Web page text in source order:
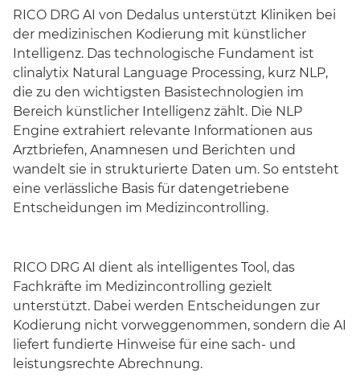
RICO DRG AI von Dedalus unterstützt Kliniken bei
der medizinischen Kodierung mit künstlicher
Intelligenz. Das technologische Fundament ist
clinalytix Natural Language Processing, kurz NLP,
die zu den wichtigsten Basistechnologien im
Bereich künstlicher Intelligenz zählt. Die NLP
Engine extrahiert relevante Informationen aus
Arztbriefen, Anamnesen und Berichten und
wandelt sie in strukturierte Daten um. So entsteht
eine verlässliche Basis für datengetriebene
Entscheidungen im Medizincontrolling.
RICO DRG AI dient als intelligentes Tool, das
Fachkräfte im Medizincontrolling gezielt
unterstützt. Dabei werden Entscheidungen zur
Kodierung nicht vorweggenommen, sondern die AI
liefert fundierte Hinweise für eine sach- und
leistungsrechte Abrechnung.